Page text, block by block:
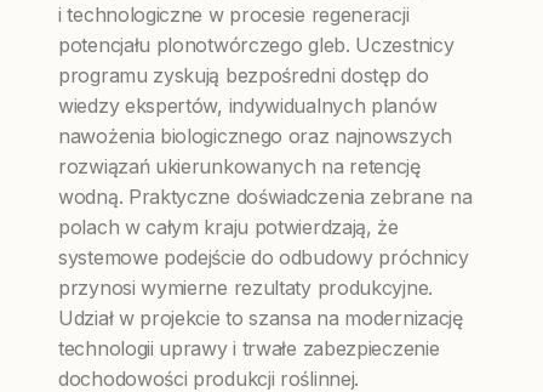
i technologiczne w procesie regeneracji
potencjału plonotwórczego gleb. Uczestnicy
programu zyskują bezpośredni dostęp do
wiedzy ekspertów, indywidualnych planów
nawożenia biologicznego oraz najnowszych
rozwiązań ukierunkowanych na retencję
wodną. Praktyczne doświadczenia zebrane na
polach w całym kraju potwierdzają, że
systemowe podejście do odbudowy próchnicy
przynosi wymierne rezultaty produkcyjne.
Udział w projekcie to szansa na modernizację
technologii uprawy i trwałe zabezpieczenie
dochodowości produkcji roślinnej.